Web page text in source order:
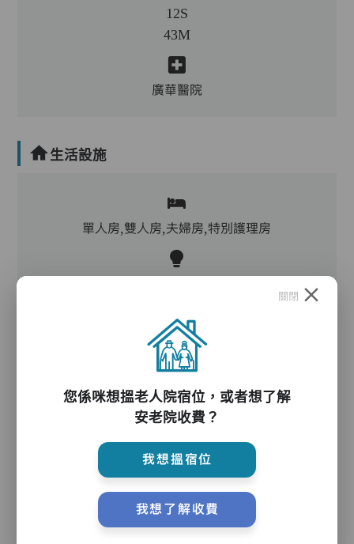
12S
43M
廣華醫院
生活設施
單人房,雙人房,夫婦房,特別護理房
電動床,氣墊床,升降機,防滑扶手,助行器/拐杖,輪
椅
主管,助理員,護理員,保健員,到診醫生,中醫
關閉
您係咪想搵老人院宿位，或者想了解
安老院收費？
我想搵宿位
我想了解收費